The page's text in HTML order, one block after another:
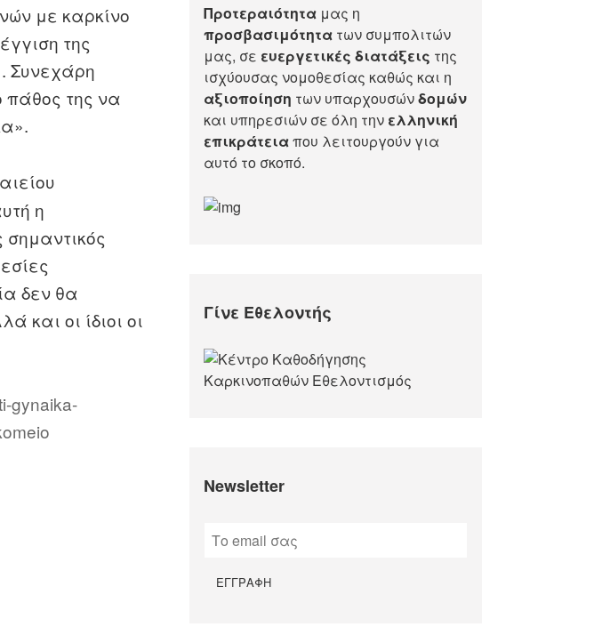
με καρκίνο
της
Συνεχάρη
πάθος της να
η
δεν θα
και οι ίδιοι οι
gynaika-
Προτεραιότητα μας η
προσβασιμότητα των συμπολιτών
μας, σε ευεργετικές διατάξεις της
ισχύουσας νομοθεσίας καθώς και η
αξιοποίηση των υπαρχουσώνδομών
και υπηρεσιών σε όλη την ελληνική
επικράτειαπου λειτουργούν για
αυτό το σκοπό.​
Γίνε Εθελοντής
Newsletter